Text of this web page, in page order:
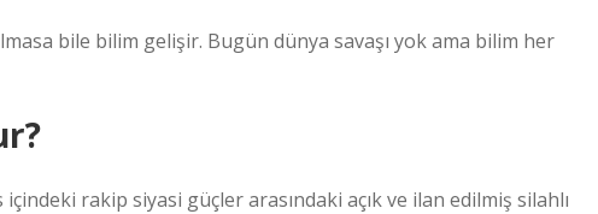
bile bilim gelişir. Bugün dünya savaşı yok ama bilim her
rakip siyasi güçler arasındaki açık ve ilan edilmiş silahlı